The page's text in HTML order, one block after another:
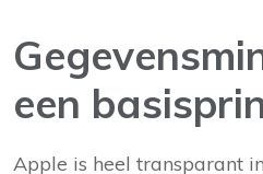
een
Apple is heel transparant